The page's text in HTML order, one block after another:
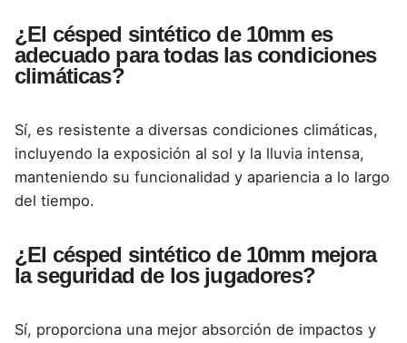
¿El césped sintético de 10mm es
adecuado para todas las condiciones
climáticas?
Sí, es resistente a diversas condiciones climáticas,
incluyendo la exposición al sol y la lluvia intensa,
manteniendo su funcionalidad y apariencia a lo largo
del tiempo.
¿El césped sintético de 10mm mejora
la seguridad de los jugadores?
Sí, proporciona una mejor absorción de impactos y